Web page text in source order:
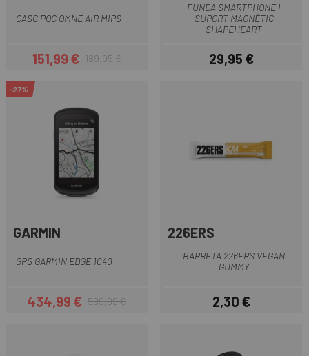
CASC POC OMNE AIR MIPS
Preu
151,99 €Preu regular
189,95 €
FUNDA SMARTPHONE I
SUPORT MAGNÈTIC
SHAPEHEART
Preu
29,95 €
-27%
GARMIN
GPS GARMIN EDGE 1040
Preu
434,99 €Preu regular
599,99 €
226ERS
BARRETA 226ERS VEGAN
GUMMY
Preu
2,30 €